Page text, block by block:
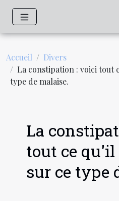
Accueil
Divers
La constipation : voici tout
type de malaise.
La
tout ce
sur ce type